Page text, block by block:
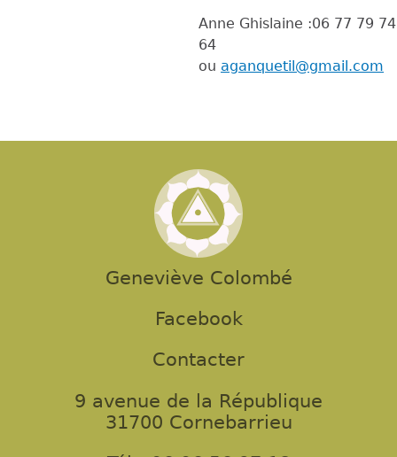
Anne Ghislaine :06 77 79 74
64
ou aganquetil@gmail.com
Geneviève Colombé
Facebook
Contacter
9 avenue de la République
31700 Cornebarrieu